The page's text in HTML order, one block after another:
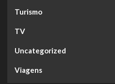
Turismo
TV
Uncategorized
Viagens